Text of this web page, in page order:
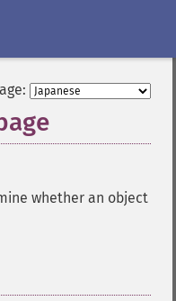
whether an object